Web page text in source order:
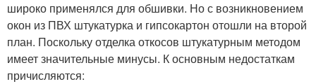
широко применялся для обшивки. Но с возникновением
окон из ПВХ штукатурка и гипсокартон отошли на второй
план. Поскольку отделка откосов штукатурным методом
имеет значительные минусы. К основным недостаткам
причисляются: